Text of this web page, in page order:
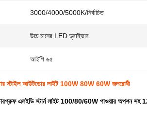
3000/4000/5000K/নির্বাচিত
উচ্চ মানের LED ড্রাইভার
আইপি ৬৫
স্টাইল আউটডোর লাইট 100W 80W 60W জলরোধী
এলইডি স্টার্ন লাইট 100/80/60W পাওয়ার অপশন